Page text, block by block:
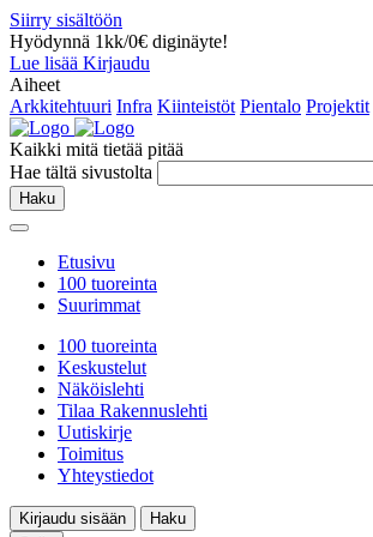
Siirry sisältöön
Hyödynnä 1kk/0€ diginäyte!
Lue lisää Kirjaudu
Aiheet
Arkkitehtuuri Infra Kiinteistöt Pientalo Projektit
Kaikki mitä tietää pitää
Hae tältä sivustolta
Haku
Etusivu
100 tuoreinta
Suurimmat
100 tuoreinta
Keskustelut
Näköislehti
Tilaa Rakennuslehti
Uutiskirje
Toimitus
Yhteystiedot
Kirjaudu sisään
Haku